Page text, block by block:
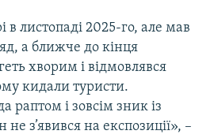
в листопаді 2025-го, але мав
а ближче до кінця
хворим і відмовлявся
кидали туристи.
раптом і зовсім зник із
не з’явився на експозиції», –